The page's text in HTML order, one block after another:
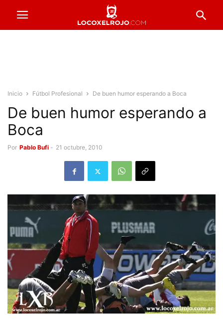
Inicio Fútbol Profesional De buen humor esperando a Boca
De buen humor esperando a
Boca
Por Pablo Bufi - 21 octubre, 2010